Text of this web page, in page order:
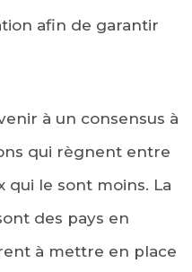
afin de garantir
à un consensus à
qui règnent entre
qui le sont moins. La
des pays en
à mettre en place